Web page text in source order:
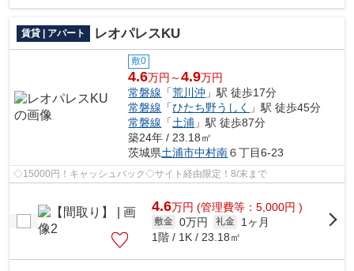
賃貸 | アパート レオパレスKU
敷0
4.6万円～4.9万円
常磐線 「荒川沖 」駅 徒歩17分
常磐線 「ひたち野うしく
」駅 徒歩45分
常磐線 「土浦 」駅 徒歩87分
築24年 / 23.18㎡
茨城県土浦市中村南６丁目6-23
◇15000円！キャッシュバック◇サイト経由限定！8/末まで
4.6万円 (管理費等：5,000円 )
敷金 0万円 礼金
1ヶ月
1階 / 1K / 23.18㎡